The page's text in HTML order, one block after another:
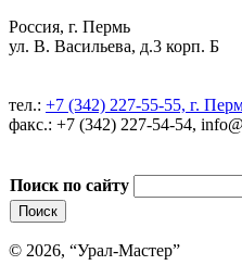
Россия, г. Пермь
ул. В. Васильева, д.3 корп. Б
тел.: +7 (342) 227-55-55, г.
факс.: +7 (342) 227-54-54,
Поиск по сайту
© 2026, “Урал-Мастер”